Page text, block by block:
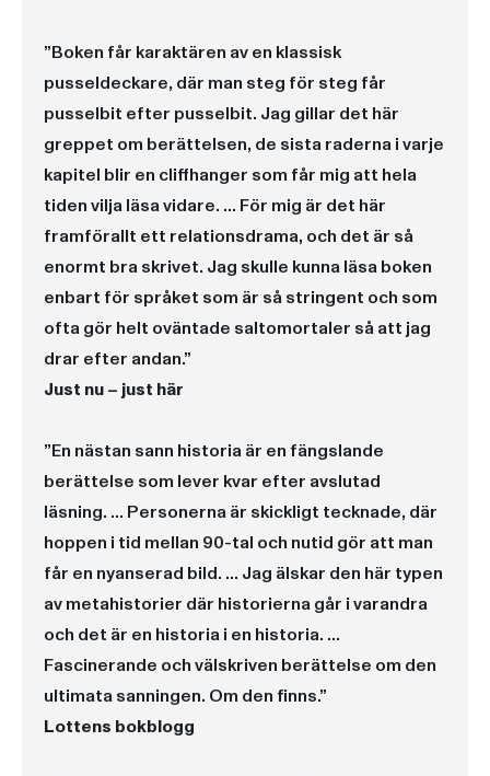
”Boken får karaktären av en klassisk
pusseldeckare, där man steg för steg får
pusselbit efter pusselbit. Jag gillar det här
greppet om berättelsen, de sista raderna i varje
kapitel blir en cliffhanger som får mig att hela
tiden vilja läsa vidare. … För mig är det här
framförallt ett relationsdrama, och det är så
enormt bra skrivet. Jag skulle kunna läsa boken
enbart för språket som är så stringent och som
ofta gör helt oväntade saltomortaler så att jag
drar efter andan.”
Just nu – just här
”En nästan sann historia är en fängslande
berättelse som lever kvar efter avslutad
läsning. … Personerna är skickligt tecknade, där
hoppen i tid mellan 90-tal och nutid gör att man
får en nyanserad bild. … Jag älskar den här typen
av metahistorier där historierna går i varandra
och det är en historia i en historia. …
Fascinerande och välskriven berättelse om den
ultimata sanningen. Om den finns.”
Lottens bokblogg